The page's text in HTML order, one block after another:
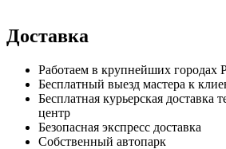
Доставка
Работаем в крупнейших городах
Бесплатный выезд мастера к
Бесплатная курьерская доставка
центр
Безопасная экспресс доставка
Собственный автопарк